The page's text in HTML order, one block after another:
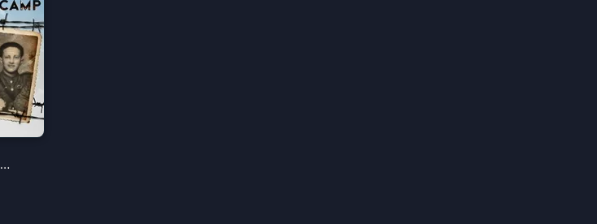
Побег из нацистского лагеря смерти